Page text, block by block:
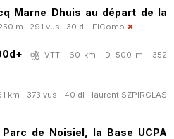
Marne Dhuis au départ de la
m · 291 vus · 30 dl · ElComo
VTT · 60 km · D+500 m · 352
km · 373 vus · 40 dl · laurent.SZPIRGLAS
de Noisiel, la Base UCPA